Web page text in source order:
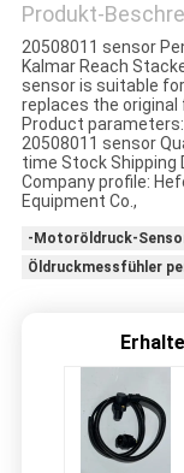
PRIVACY
POLICY
Produkt-
20508011 sensor
Kalmar Reach
sensor is suitable
replaces the
Product
20508011 sensor
time Stock Shipping
Company profile:
Equipment Co.,
-Motoröldruck-
Öldruckmessfühler